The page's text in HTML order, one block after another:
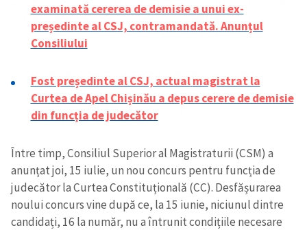
examinată cererea de demisie a unui ex-
președinte al CSJ, contramandată. Anunțul
Consiliului
Fost președinte al CSJ, actual magistrat la
Curtea de Apel Chișinău a depus cerere de demisie
din funcția de judecător
Între timp, Consiliul Superior al Magistraturii (CSM) a
anunțat joi, 15 iulie, un nou concurs pentru funcția de
judecător la Curtea Constituțională (CC). Desfășurarea
noului concurs vine după ce, la 15 iunie, niciunul dintre
candidați, 16 la număr, nu a întrunit condițiile necesare